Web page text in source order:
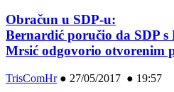
Obračun u SDP-u:
Bernardić poručio da SDP s
Mrsić odgovorio otvorenim
TrisComHr● 27/05/2017 ● 19:57